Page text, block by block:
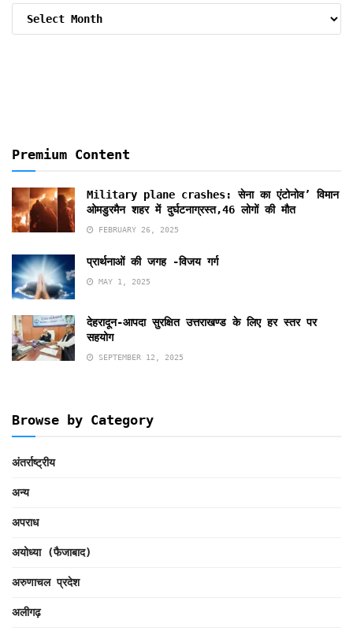
Archive
Premium Content
Military plane crashes: सेना का एंटोनोव’ विमान
ओमडुरमैन शहर में दुर्घटनाग्रस्त,46 लोगों की मौत
FEBRUARY 26, 2025
प्रार्थनाओं की जगह -विजय गर्ग
MAY 1, 2025
देहरादून-आपदा सुरक्षित उत्तराखण्ड के लिए हर स्तर पर
सहयोग
SEPTEMBER 12, 2025
Browse by Category
अंतर्राष्ट्रीय
अन्य
अपराध
अयोध्या (फैजाबाद)
अरुणाचल प्रदेश
अलीगढ़